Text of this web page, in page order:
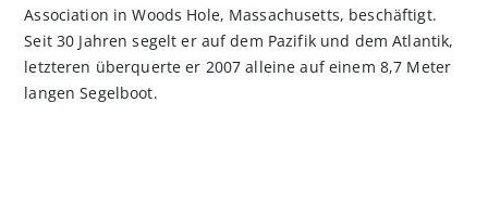
Association in Woods Hole, Massachusetts, beschäftigt.
Seit 30 Jahren segelt er auf dem Pazifik und dem Atlantik,
letzteren überquerte er 2007 alleine auf einem 8,7 Meter
langen Segelboot.